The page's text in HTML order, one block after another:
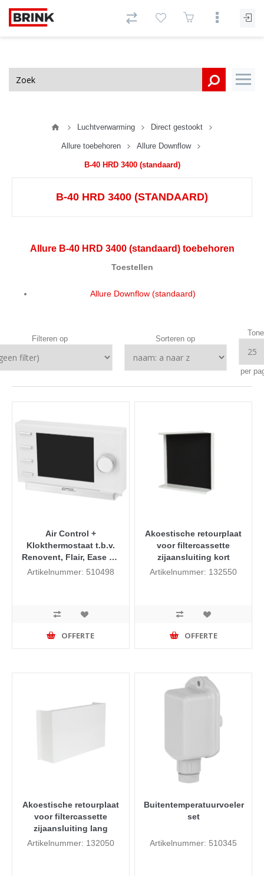
Luchtverwarming Direct gestookt
Allure toebehoren Allure Downflow
B-40 HRD 3400 (standaard)
B-40 HRD 3400 (STANDAARD)
Allure B-40 HRD 3400 (standaard) toebehoren
Toestellen
Allure Downflow (standaard)
Filteren op Sorteren op
per
Air Control +
Klokthermostaat t.b.v.
Renovent, Flair, Ease en
de Allure V5.0 (vanaf
Artikelnummer: 510498
OFFERTE
Akoestische retourplaat
voor filtercassette
zijaansluiting kort
Artikelnummer: 132550
OFFERTE
Akoestische retourplaat
voor filtercassette
zijaansluiting lang
Artikelnummer: 132050
Buitentemperatuurvoeler
set
Artikelnummer: 510345